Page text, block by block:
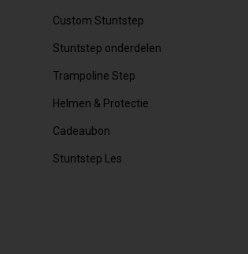
Custom Stuntstep
Stuntstep onderdelen
Trampoline Step
Helmen & Protectie
Cadeaubon
Stuntstep Les